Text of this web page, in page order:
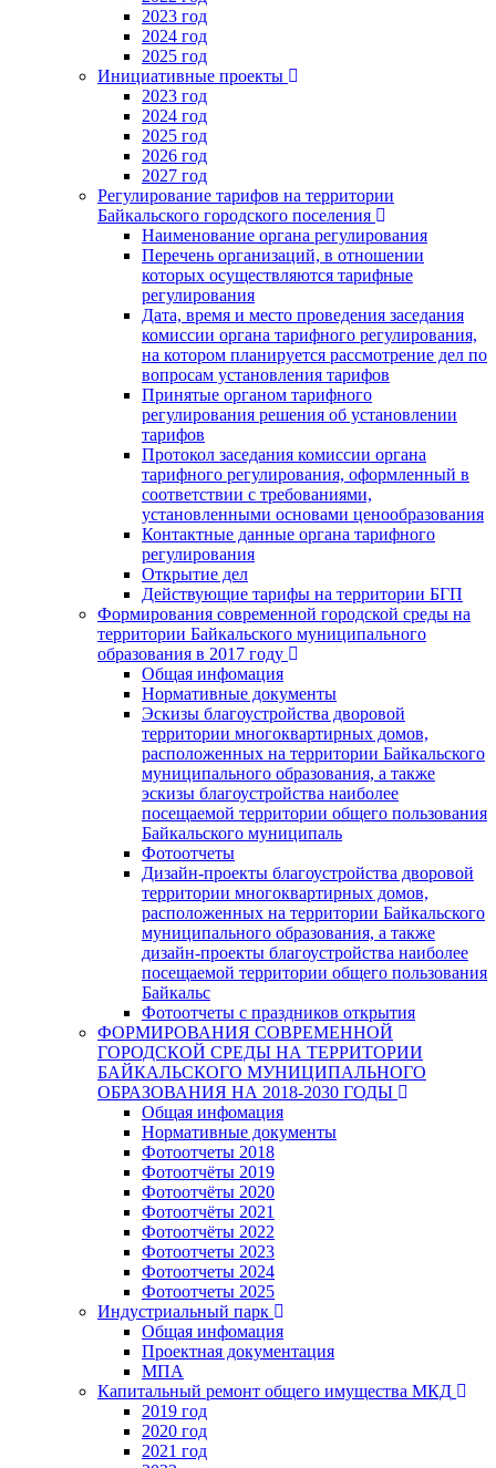
2023 год
2024 год
2025 год
Инициативные проекты
2023 год
2024 год
2025 год
2026 год
2027 год
Регулирование тарифов на территории
Байкальского городского поселения
Наименование органа регулирования
Перечень организаций, в отношении
которых осуществляются тарифные
регулирования
Дата, время и место проведения заседания
комиссии органа тарифного регулирования,
на котором планируется рассмотрение дел по
вопросам установления тарифов
Принятые органом тарифного
регулирования решения об установлении
тарифов
Протокол заседания комиссии органа
тарифного регулирования, оформленный в
соответствии с требованиями,
установленными основами ценообразования
Контактные данные органа тарифного
регулирования
Открытие дел
Действующие тарифы на территории БГП
Формирования современной городской среды на
территории Байкальского муниципального
образования в 2017 году
Общая инфомация
Нормативные документы
Эскизы благоустройства дворовой
территории многоквартирных домов,
расположенных на территории Байкальского
муниципального образования, а также
эскизы благоустройства наиболее
посещаемой территории общего пользования
Байкальского муниципаль
Фотоотчеты
Дизайн-проекты благоустройства дворовой
территории многоквартирных домов,
расположенных на территории Байкальского
муниципального образования, а также
дизайн-проекты благоустройства наиболее
посещаемой территории общего пользования
Байкальс
Фотоотчеты с праздников открытия
ФОРМИРОВАНИЯ СОВРЕМЕННОЙ
ГОРОДСКОЙ СРЕДЫ НА ТЕРРИТОРИИ
БАЙКАЛЬСКОГО МУНИЦИПАЛЬНОГО
ОБРАЗОВАНИЯ НА 2018-2030 ГОДЫ
Общая инфомация
Нормативные документы
Фотоотчеты 2018
Фотоотчёты 2019
Фотоотчёты 2020
Фотоотчёты 2021
Фотоотчёты 2022
Фотоотчеты 2023
Фотоотчеты 2024
Фотоотчеты 2025
Индустриальный парк
Общая инфомация
Проектная документация
МПА
Капитальный ремонт общего имущества МКД
2019 год
2020 год
2021 год